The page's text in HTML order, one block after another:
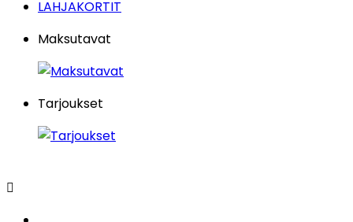
LAHJAKORTIT
Maksutavat
Tarjoukset
